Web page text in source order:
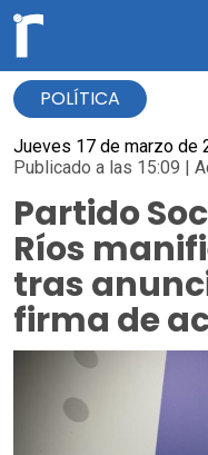
POLÍTICA
Jueves 17 de marzo de
Publicado a las 15:09 |
Partido
Ríos
tras
firma de